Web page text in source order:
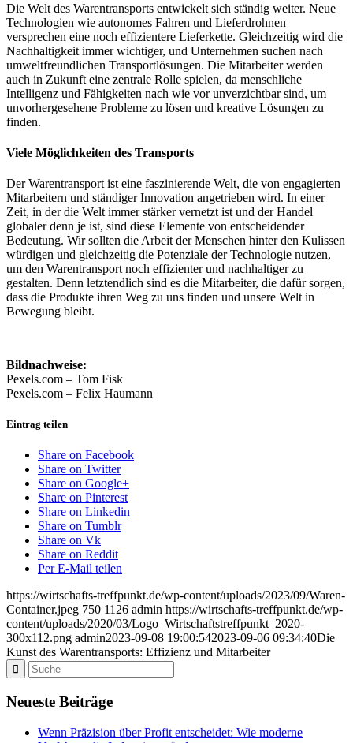
Die Welt des Warentransports entwickelt sich ständig weiter. Neue
Technologien wie autonomes Fahren und Lieferdrohnen
versprechen eine noch effizientere Lieferkette. Gleichzeitig wird die
Nachhaltigkeit immer wichtiger, und Unternehmen suchen nach
umweltfreundlichen Transportlösungen. Die Mitarbeiter werden
auch in Zukunft eine zentrale Rolle spielen, da menschliche
Intelligenz und Fähigkeiten nach wie vor unverzichtbar sind, um
unvorhergesehene Probleme zu lösen und kreative Lösungen zu
finden.
Viele Möglichkeiten des Transports
Der Warentransport ist eine faszinierende Welt, die von engagierten
Mitarbeitern und ständiger Innovation angetrieben wird. In einer
Zeit, in der die Welt immer stärker vernetzt ist und der Handel
globaler denn je ist, sind diese Elemente von entscheidender
Bedeutung. Wir sollten die Arbeit der Menschen hinter den Kulissen
würdigen und gleichzeitig die Potenziale der Technologie nutzen,
um den Warentransport noch effizienter und nachhaltiger zu
gestalten. Denn letztendlich sind es die Mitarbeiter, die dafür sorgen,
dass die Produkte ihren Weg zu uns finden und unsere Welt in
Bewegung bleibt.
Bildnachweise:
Pexels.com – Tom Fisk
Pexels.com – Felix Haumann
Eintrag teilen
Share on Facebook
Share on Twitter
Share on Google+
Share on Pinterest
Share on Linkedin
Share on Tumblr
Share on Vk
Share on Reddit
Per E-Mail teilen
https://wirtschafts-treffpunkt.de/wp-content/uploads/2023/09/Waren-
Container.jpeg 750 1126 admin https://wirtschafts-treffpunkt.de/wp-
content/uploads/2020/03/Logo_Wirtschaftstreffpunkt_2020-
300x112.png admin2023-09-08 19:00:542023-09-06 09:34:40Die
Kunst des Warentransports: Effizienz und Mitarbeiter
Neueste Beiträge
Wenn Präzision über Profit entscheidet: Wie moderne